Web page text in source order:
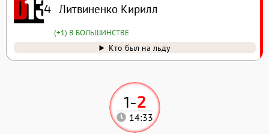
1-2
14:33
4 Литвиненко Кирилл
(+1) В БОЛЬШИНСТВЕ
Кто был на льду